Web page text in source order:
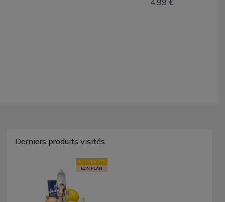
4,99 €
Derniers produits visités
NOUVEAUTE
BON PLAN